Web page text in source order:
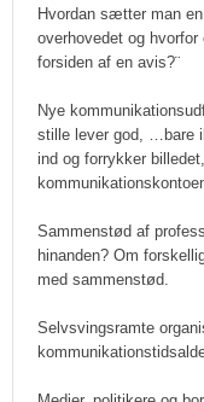
Hvordan sætter man
overhovedet og
forsiden af en avis?¨
Nye
stille lever god, …bare
ind og forrykker
Sammenstød af
hinanden? Om
med sammenstød.
Selvsvingsramte